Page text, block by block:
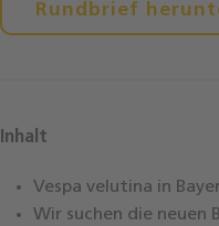
Rundbrief
Inhalt
Vespa velutina in
Wir suchen die neuen